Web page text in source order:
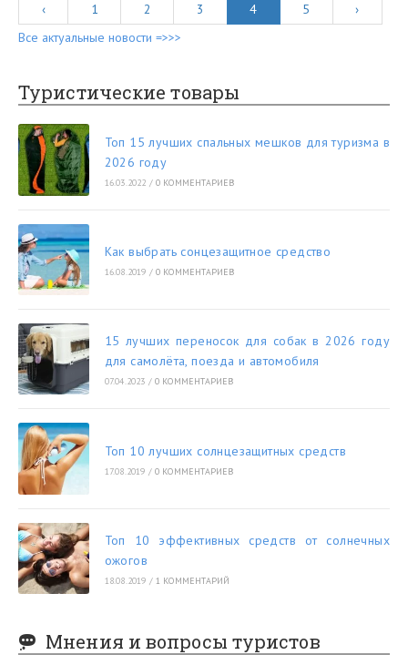
‹ 1 2 3 4 5
›
Все актуальные новости =>>>
Туристические товары
Топ 15 лучших спальных мешков для туризма в
2026 году
16.03.2022 / 0 КОММЕНТАРИЕВ
Как выбрать сонцезащитное средство
16.08.2019 / 0 КОММЕНТАРИЕВ
15 лучших переносок для собак в 2026 году
для самолёта, поезда и автомобиля
07.04.2023 / 0 КОММЕНТАРИЕВ
Топ 10 лучших солнцезащитных средств
17.08.2019 / 0 КОММЕНТАРИЕВ
Топ 10 эффективных средств от солнечных
ожогов
18.08.2019 / 1 КОММЕНТАРИЙ
Мнения и вопросы туристов